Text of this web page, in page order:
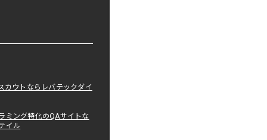
カウトならレバテックダイ
ミング特化のQAサイトな
イル